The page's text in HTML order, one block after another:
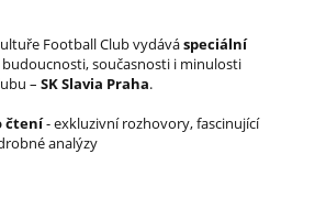
Football Club vydáváspeciální
současnosti i minulosti
– SK Slavia Praha.
čtení- exkluzivní rozhovory, fascinující
analýzy